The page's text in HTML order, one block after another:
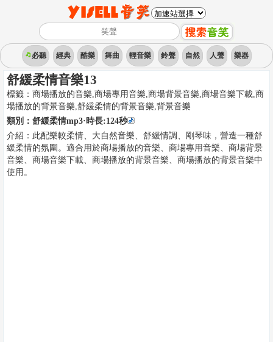
必聽 經典 酷樂 舞曲 輕音樂 鈴聲 自然 人聲 樂器
舒緩柔情音樂13
標籤： 商場播放的音樂,商場專用音樂,商場背景音樂,商場音樂下載,商
場播放的背景音樂,舒緩柔情的背景音樂,背景音樂
類別： 舒緩柔情mp3·時長:124秒
介紹： 此配樂較柔情、大自然音樂、舒緩情調、剛琴味，營造一種舒
緩柔情的氛圍。適合用於商場播放的音樂、商場專用音樂、商場背景
音樂、商場音樂下載、商場播放的背景音樂、商場播放的背景音樂中
使用。